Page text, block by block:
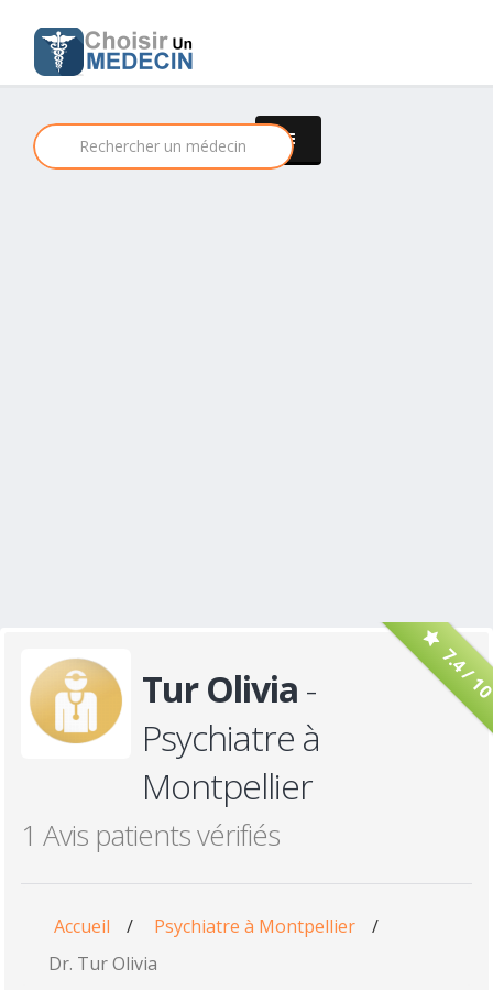
7.4 /
Tur Olivia -
Psychiatre à
Montpellier
1 Avis patients vérifiés
Accueil / Psychiatre à Montpellier
/
Dr. Tur Olivia